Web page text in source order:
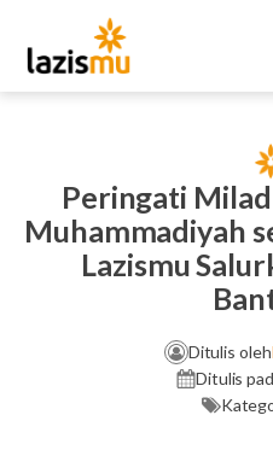
Peringati
Muhammadiyah
Lazismu
Ditulis oleh
Ditulis